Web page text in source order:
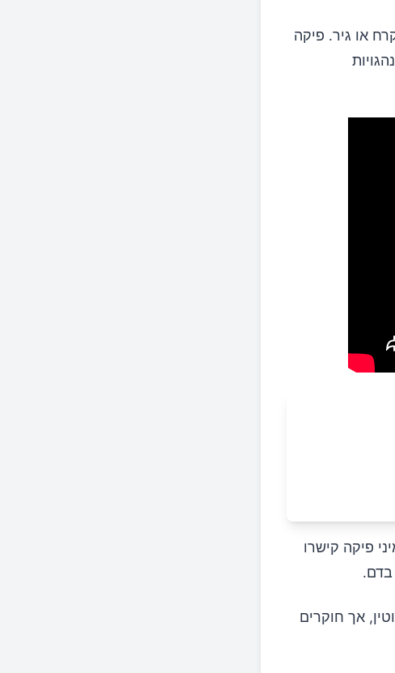
או גיר. פיקה
עם תסמיני פיקה קישרו
בדם.
אך חוקרים